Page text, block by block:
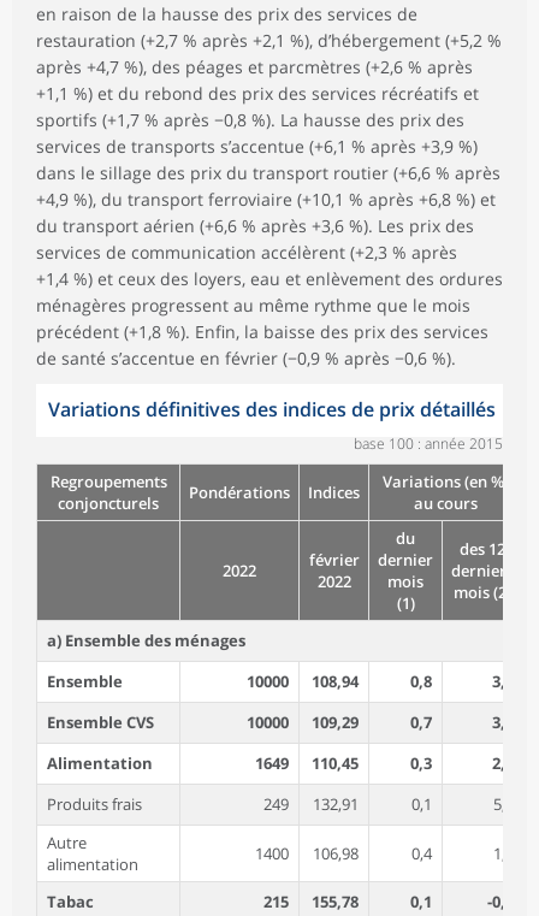
en raison de la hausse des prix des services de
restauration (+2,7 % après +2,1 %), d’hébergement (+5,2 %
après +4,7 %), des péages et parcmètres (+2,6 % après
+1,1 %) et du rebond des prix des services récréatifs et
sportifs (+1,7 % après −0,8 %). La hausse des prix des
services de transports s’accentue (+6,1 % après +3,9 %)
dans le sillage des prix du transport routier (+6,6 % après
+4,9 %), du transport ferroviaire (+10,1 % après +6,8 %) et
du transport aérien (+6,6 % après +3,6 %). Les prix des
services de communication accélèrent (+2,3 % après
+1,4 %) et ceux des loyers, eau et enlèvement des ordures
ménagères progressent au même rythme que le mois
précédent (+1,8 %). Enfin, la baisse des prix des services
de santé s’accentue en février (−0,9 % après −0,6 %).
Variations définitives des indices de prix détaillés
base 100 : année 2015
Regroupements
conjoncturels
Pondérations Indices
Variations (en %)
au cours
2022
février
2022
du
dernier
mois
(1)
des 12
derniers
mois (2)
a) Ensemble des ménages
Ensemble
10000 108,94 0,8
3,6
Ensemble CVS
10000 109,29 0,7
3,7
Alimentation
1649 110,45 0,3
2,1
Produits frais
249 132,91 0,1
5,9
Autre
alimentation
1400 106,98 0,4 1,4
Tabac 215 155,78 0,1 -0,1